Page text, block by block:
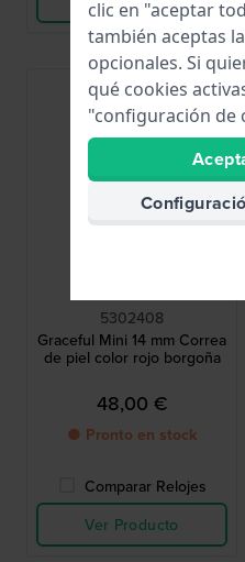
5302408
Graceful Mini 14 mm Correa
de piel color rojo borgoña
48,00 €
● Pronto en stock
Comparar Relojes
Ver Producto
clic en "aceptar
también aceptas
opcionales. Si
qué cookies
"configuración de